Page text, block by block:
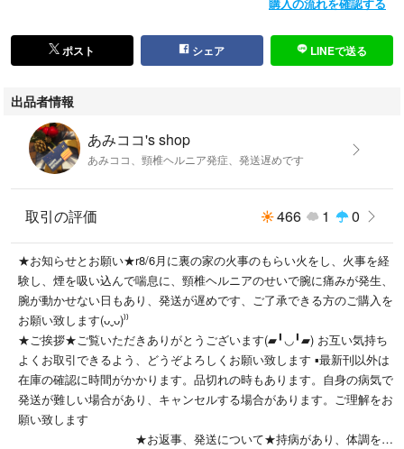
#西香はち
#春宮アン
#甘宮ちか
#椎名チカ
#あめこ
#兎山もなか
#宇海みづ
#マチバリ
#奈院ゆりえ
#七里瑠美
#漣ライカ
#水瀬もも
#椿谷もみじ
#まえばる蒔乃
#藤峰やまと
#吉良はなまる
#一ノ瀬千景
#青井よる
#日向きょう
ポスト シェア LINEで送る
出品者情報
あみココ's shop
あみココ、頸椎ヘルニア発症、発送遅めです
取引の評価 466 1 0
★お知らせとお願い★r8/6月に裏の家の火事のもらい火をし、火事を経
験し、煙を吸い込んで喘息に、頸椎ヘルニアのせいで腕に痛みが発生、
腕が動かせない日もあり、発送が遅めです、ご了承できる方のご購入を
お願い致します(ᴗˬᴗ)⁾⁾
★ご挨拶★ご覧いただきありがとうございます(▰╹◡╹▰) お互い気持ち
よくお取引できるよう、どうぞよろしくお願い致します ▪️最新刊以外は
在庫の確認に時間がかかります。品切れの時もあります。自身の病気で
発送が難しい場合があり、キャンセルする場合があります。ご理解をお
願い致します
★お返事、発送について★持病があり、体調を崩